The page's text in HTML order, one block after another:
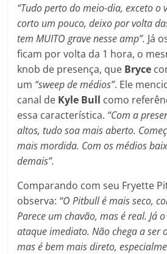
“Tudo perto do meio-dia, exceto o
corto um pouco, deixo por volta
tem MUITO grave nesse amp”. Já
ficam por volta da 1 hora, o
knob de presença, que Bryce
um “sweep de médios”. Ele
canal de Kyle Bull como
essa característica. “Com a
altos, tudo soa mais aberto.
mais mordida. Com os médios
demais”.
Comparando com seu Fryette
observa: “O Pitbull é mais seco,
Parece um chavão, mas é real. Já
ataque imediato. Não chega a ser
mas é bem mais direto,